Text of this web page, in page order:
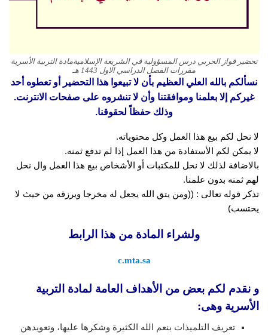
تحضير فواز الحربي درس المسؤولية في الشريعة الإسلاميةمادة التربية الأسرية
مقررات الفصل الدراسي الاول 1443 هـ
نسألكم بالله العلي العظيم بأن لا تبيعوا هذا التحضير أو تعطوه أحد
غيركم إلا بعلمنا وموافقتنا وأن لا تنشروه على صفحات الانترنت.
وذلك حفظاً لحقوقنا.
لا نحل لكم بيع هذا العمل وكل محتوياته.
لا يمكن لكم الأستفادة من هذا العمل إذا لم تدفع ثمنه.
بالاضافة لذلك لا نحل للمكتبات أو الأشخاص بيع هذا العمل وال نحل
لهم ثمنه بدون علمنا.
تذكر قوله تعالى : ((ومن يتق الله يجعل له مخرجا ويرزقه من حيث لا
يحتسب)
ولشراء المادة من هذا الرابط
c.mta.sa
و نقدم لكم بعض من الأهداف العامة لمادة التربية
الأسرية وهى:
تعريف التلميذات بنعم الله الكثيرة وشكرها عليها، وتعويدهن